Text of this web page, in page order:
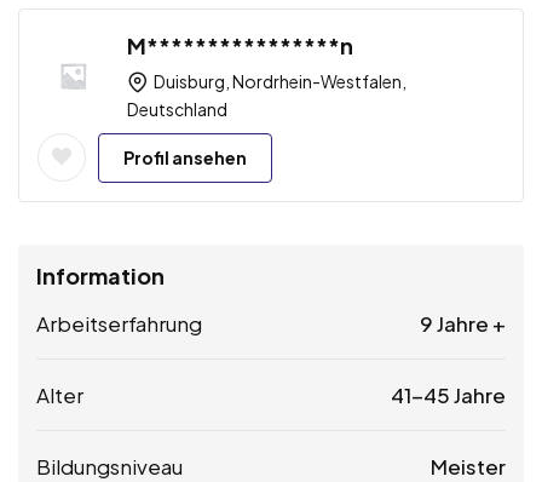
M****************n
Duisburg, Nordrhein-Westfalen,
Deutschland
Profil ansehen
Information
Arbeitserfahrung 9 Jahre +
Alter 41-45 Jahre
Bildungsniveau Meister